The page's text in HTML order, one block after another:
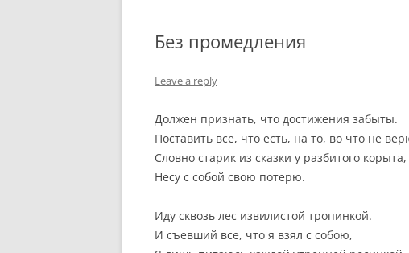
Без промедления
Leave a reply
Должен признать, что достижения забыты.
Поставить все, что есть, на то, во что не
Словно старик из сказки у разбитого корыта,
Несу с собой свою потерю.
Иду сквозь лес извилистой тропинкой.
И съевший все, что я взял с собою,